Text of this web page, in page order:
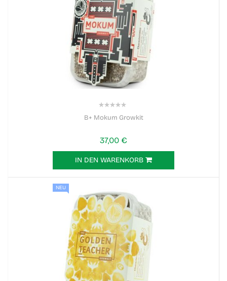
B+ Mokum Growkit
37,00 €
IN DEN WARENKORB
NEU